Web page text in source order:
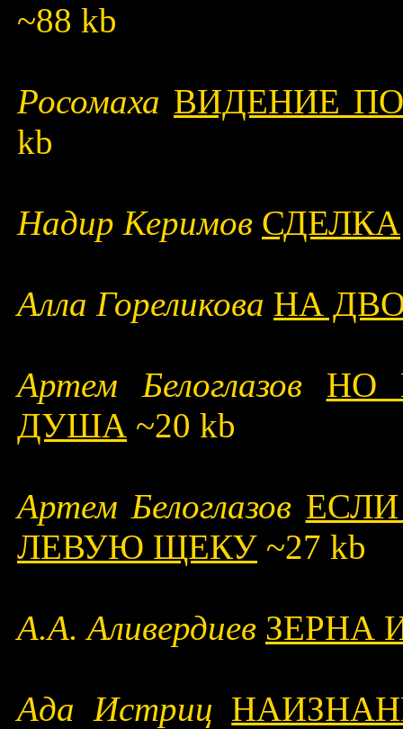
~88 kb
Росомаха ВИДЕНИЕ
kb
Надир Керимов СДЕЛКА
Алла Гореликова НА
Артем Белоглазов НО
ДУША ~20 kb
Артем Белоглазов
ЛЕВУЮ ЩЕКУ ~27 kb
А.А. Аливердиев ЗЕРНА
Ада Истриц